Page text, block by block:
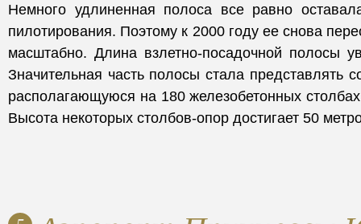
Немного удлиненная полоса все равно
пилотирования. Поэтому к 2000 году ее снова
масштабно. Длина взлетно-посадочной полосы
Значительная часть полосы стала представлять
располагающуюся на 180 железобетонных
Высота некоторых столбов-опор достигает 50